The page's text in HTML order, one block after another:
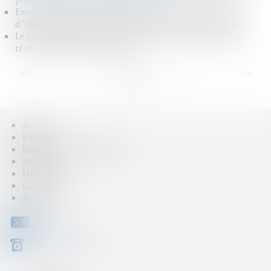
Exequatur et autorité de chose jugée : la dissimulation
d’une prestation compensatoire constitue une fraude
Le gouvernement veut accélérer sur l’interdiction des
réseaux sociaux avant 15 ans
Accueil
Articles